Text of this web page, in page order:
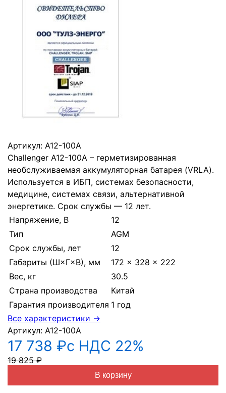
Артикул: A12-100A
Challenger A12-100A – герметизированная
необслуживаемая аккумуляторная батарея (VRLA).
Используется в ИБП, системах безопасности,
медицине, системах связи, альтернативной
энергетике. Срок службы — 12 лет.
Напряжение, В
12
Тип
AGM
Срок службы, лет
12
Габариты (Ш×Г×В), мм
172 × 328 × 222
Вес, кг
30.5
Страна производства
Китай
Гарантия производителя 1 год
Все характеристики →
Артикул: A12-100A
17 738 ₽с НДС 22%
19 825 ₽
В корзину